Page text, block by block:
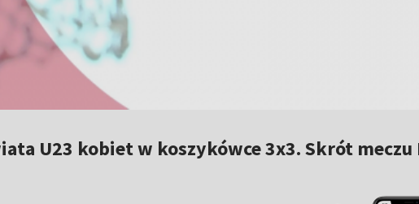
U23 kobiet w koszykówce 3x3. Skrót meczu